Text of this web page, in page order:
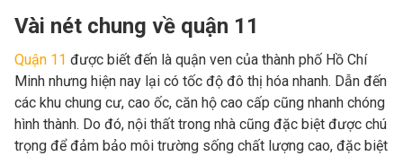
Vài nét chung về quận 11
Quận 11 được biết đến là quận ven của thành phố Hồ Chí
Minh nhưng hiện nay lại có tốc độ đô thị hóa nhanh. Dẫn đến
các khu chung cư, cao ốc, căn hộ cao cấp cũng nhanh chóng
hình thành. Do đó, nội thất trong nhà cũng đặc biệt được chú
trọng để đảm bảo môi trường sống chất lượng cao, đặc biệt